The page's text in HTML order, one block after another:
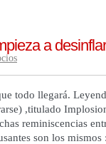
a
todo llegará.
,titulado
reminiscencias
son los mismos